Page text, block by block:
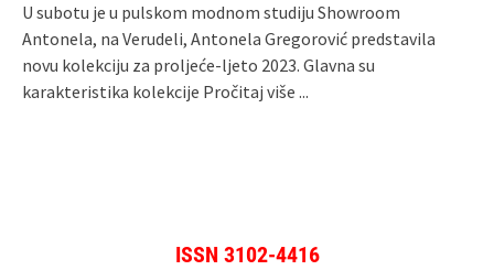
U subotu je u pulskom modnom studiju Showroom
Antonela, na Verudeli, Antonela Gregorović predstavila
novu kolekciju za proljeće-ljeto 2023. Glavna su
karakteristika kolekcije Pročitaj više ...
ISSN 3102-4416